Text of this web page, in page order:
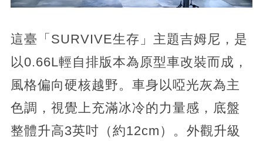
這臺「SURVIVE生存」主題吉姆尼，是
以0.66L輕自排版本為原型車改裝而成，
風格偏向硬核越野。車身以啞光灰為主
色調，視覺上充滿冰冷的力量感，底盤
整體升高3英吋（約12cm）。外觀升級